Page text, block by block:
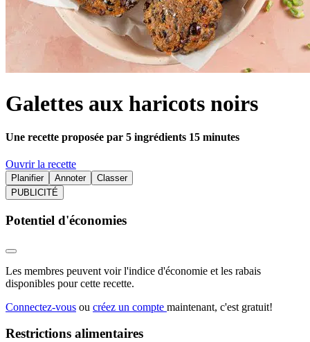
Galettes aux haricots noirs
Une recette proposée par 5 ingrédients 15 minutes
Ouvrir la recette
Planifier Annoter
Classer
PUBLICITÉ
Potentiel d'économies
Les membres peuvent voir l'indice d'économie et les rabais
disponibles pour cette recette.
Connectez-vous ou créez un compte maintenant, c'est gratuit!
Restrictions alimentaires